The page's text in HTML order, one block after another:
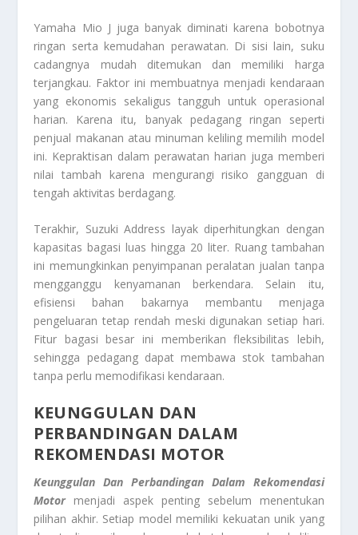
Yamaha Mio J juga banyak diminati karena bobotnya
ringan serta kemudahan perawatan. Di sisi lain, suku
cadangnya mudah ditemukan dan memiliki harga
terjangkau. Faktor ini membuatnya menjadi kendaraan
yang ekonomis sekaligus tangguh untuk operasional
harian. Karena itu, banyak pedagang ringan seperti
penjual makanan atau minuman keliling memilih model
ini. Kepraktisan dalam perawatan harian juga memberi
nilai tambah karena mengurangi risiko gangguan di
tengah aktivitas berdagang.
Terakhir, Suzuki Address layak diperhitungkan dengan
kapasitas bagasi luas hingga 20 liter. Ruang tambahan
ini memungkinkan penyimpanan peralatan jualan tanpa
mengganggu kenyamanan berkendara. Selain itu,
efisiensi bahan bakarnya membantu menjaga
pengeluaran tetap rendah meski digunakan setiap hari.
Fitur bagasi besar ini memberikan fleksibilitas lebih,
sehingga pedagang dapat membawa stok tambahan
tanpa perlu memodifikasi kendaraan.
KEUNGGULAN DAN
PERBANDINGAN DALAM
REKOMENDASI MOTOR
Keunggulan Dan Perbandingan Dalam Rekomendasi
Motormenjadi aspek penting sebelum menentukan
pilihan akhir. Setiap model memiliki kekuatan unik yang